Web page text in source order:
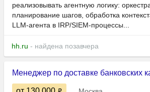
реализовывать агентную логику:
планирование шагов, обработка
LLM-агента в IRP/SIEM-процессы...
hh.ru - найдена позавчера
Менеджер по доставке банковских